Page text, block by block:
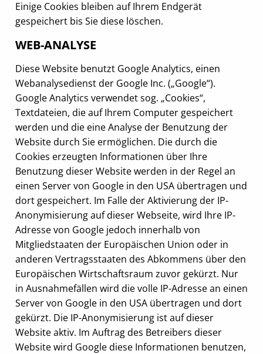
Einige Cookies bleiben auf Ihrem Endgerät
gespeichert bis Sie diese löschen.
WEB-ANALYSE
Diese Website benutzt Google Analytics, einen
Webanalysedienst der Google Inc. („Google“).
Google Analytics verwendet sog. „Cookies“,
Textdateien, die auf Ihrem Computer gespeichert
werden und die eine Analyse der Benutzung der
Website durch Sie ermöglichen. Die durch die
Cookies erzeugten Informationen über Ihre
Benutzung dieser Website werden in der Regel an
einen Server von Google in den USA übertragen und
dort gespeichert. Im Falle der Aktivierung der IP-
Anonymisierung auf dieser Webseite, wird Ihre IP-
Adresse von Google jedoch innerhalb von
Mitgliedstaaten der Europäischen Union oder in
anderen Vertragsstaaten des Abkommens über den
Europäischen Wirtschaftsraum zuvor gekürzt. Nur
in Ausnahmefällen wird die volle IP-Adresse an einen
Server von Google in den USA übertragen und dort
gekürzt. Die IP-Anonymisierung ist auf dieser
Website aktiv. Im Auftrag des Betreibers dieser
Website wird Google diese Informationen benutzen,